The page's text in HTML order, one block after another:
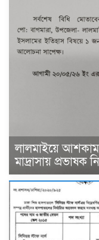
লালমাইয়ে
মাদ্রাসায় প্রভাষক